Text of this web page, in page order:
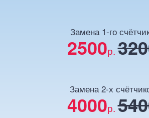
Замена 1-го
2500р.
Замена 2-х
4000р.